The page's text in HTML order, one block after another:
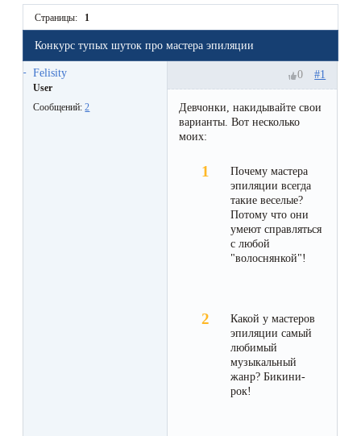
Эпиляция
воском
Шугаринг
компании
Мастера
Отзывы
ИНФОРМАЦИЯ
Фото
Видео
ВАЖНО
Подготовка
Страницы: 1
Конкурс тупых шуток про мастера эпиляции
Felisity
User
Сообщений:2
#1
0
Девчонки, накидывайте свои
варианты. Вот несколько
моих:
Почему мастера
эпиляции всегда
такие веселые?
Потому что они
умеют справляться
с любой
"волоснянкой"!
Какой у мастеров
эпиляции самый
любимый
музыкальный
жанр? Бикини-
рок!